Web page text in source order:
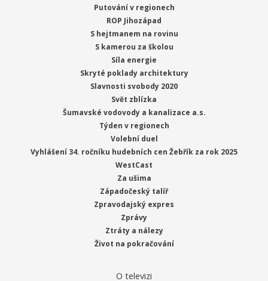
Putování v regionech
ROP Jihozápad
S hejtmanem na rovinu
S kamerou za školou
Síla energie
Skryté poklady architektury
Slavnosti svobody 2020
Svět zblízka
Šumavské vodovody a kanalizace a.s.
Týden v regionech
Volební duel
Vyhlášení 34. ročníku hudebních cen Žebřík za rok 2025
WestCast
Za ušima
Západočeský talíř
Zpravodajský expres
Zprávy
Ztráty a nálezy
Život na pokračování
O televizi